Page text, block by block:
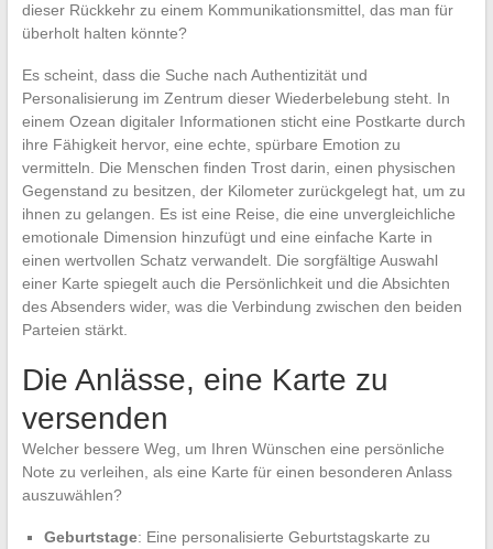
dieser Rückkehr zu einem Kommunikationsmittel, das man für
überholt halten könnte?
Es scheint, dass die Suche nach Authentizität und
Personalisierung im Zentrum dieser Wiederbelebung steht. In
einem Ozean digitaler Informationen sticht eine Postkarte durch
ihre Fähigkeit hervor, eine echte, spürbare Emotion zu
vermitteln. Die Menschen finden Trost darin, einen physischen
Gegenstand zu besitzen, der Kilometer zurückgelegt hat, um zu
ihnen zu gelangen. Es ist eine Reise, die eine unvergleichliche
emotionale Dimension hinzufügt und eine einfache Karte in
einen wertvollen Schatz verwandelt. Die sorgfältige Auswahl
einer Karte spiegelt auch die Persönlichkeit und die Absichten
des Absenders wider, was die Verbindung zwischen den beiden
Parteien stärkt.
Die Anlässe, eine Karte zu
versenden
Welcher bessere Weg, um Ihren Wünschen eine persönliche
Note zu verleihen, als eine Karte für einen besonderen Anlass
auszuwählen?
Geburtstage: Eine personalisierte Geburtstagskarte zu